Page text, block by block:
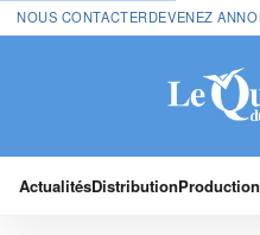
NOUS CONTACTERDEVENEZ
ActualitésDistributionProduction